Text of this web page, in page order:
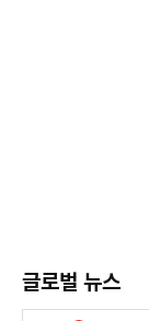
글로벌 뉴스